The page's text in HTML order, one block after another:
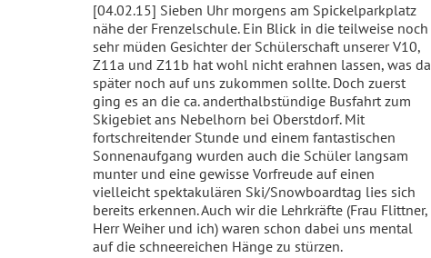
[04.02.15] Sieben Uhr morgens am Spickelparkplatz
nähe der Frenzelschule. Ein Blick in die teilweise noch
sehr müden Gesichter der Schülerschaft unserer V10,
Z11a und Z11b hat wohl nicht erahnen lassen, was da
später noch auf uns zukommen sollte. Doch zuerst
ging es an die ca. anderthalbstündige Busfahrt zum
Skigebiet ans Nebelhorn bei Oberstdorf. Mit
fortschreitender Stunde und einem fantastischen
Sonnenaufgang wurden auch die Schüler langsam
munter und eine gewisse Vorfreude auf einen
vielleicht spektakulären Ski/Snowboardtag lies sich
bereits erkennen. Auch wir die Lehrkräfte (Frau Flittner,
Herr Weiher und ich) waren schon dabei uns mental
auf die schneereichen Hänge zu stürzen.